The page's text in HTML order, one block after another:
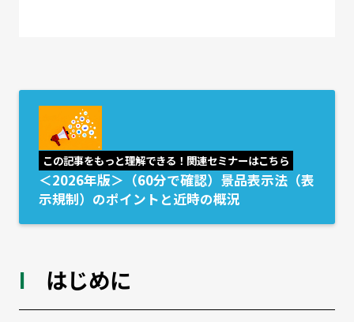
この記事をもっと理解できる！関連セミナーはこちら
＜2026年版＞（60分で確認）景品表示法（表
示規制）のポイントと近時の概況
はじめに